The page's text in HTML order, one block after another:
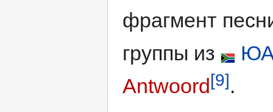
фрагмент
группы из
Antwoord [9].